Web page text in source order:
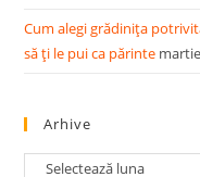
Cum alegi grădinița
să ți le pui ca părinte
Arhive
Arhive